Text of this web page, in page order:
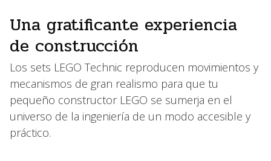
Una gratificante experiencia
de construcción
Los sets LEGO Technic reproducen movimientos y
mecanismos de gran realismo para que tu
pequeño constructor LEGO se sumerja en el
universo de la ingeniería de un modo accesible y
práctico.